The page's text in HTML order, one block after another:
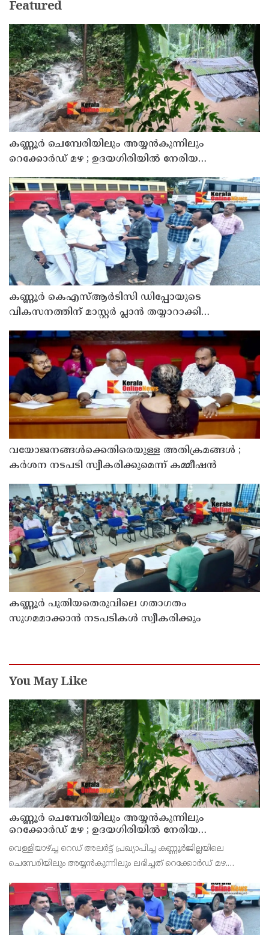
Featured
കണ്ണൂർ ചെമ്പേരിയിലും അയ്യൻകുന്നിലും
റെക്കോർഡ് മഴ ; ഉദയഗിരിയിൽ നേരിയ
കണ്ണൂർ കെഎസ്ആർടിസി ഡിപ്പോയുടെ
വികസനത്തിന് മാസ്റ്റർ പ്ലാൻ തയ്യാറാക്കി
വയോജനങ്ങൾക്കെതിരെയുള്ള അതിക്രമങ്ങൾ ;
കർശന നടപടി സ്വീകരിക്കുമെന്ന് കമ്മീഷൻ
കണ്ണൂർ പുതിയതെരുവിലെ ഗതാഗതം
സുഗമമാക്കാന്‍ നടപടികള്‍ സ്വീകരിക്കും
You May Like
കണ്ണൂർ ചെമ്പേരിയിലും അയ്യൻകുന്നിലും
റെക്കോർഡ് മഴ ; ഉദയഗിരിയിൽ നേരിയ
ഉരുൾപൊട്ടൽ; 13 പേരെ ക്യാമ്പിലേക്ക് മാറ്റി
വെള്ളിയാഴ്ച്ച റെഡ് അലർട്ട് പ്രഖ്യാപിച്ച കണ്ണൂർജില്ലയിലെ
ചെമ്പേരിയിലും അയ്യൻകുന്നിലും ലഭിച്ചത് റെക്കോർഡ് മഴ.
മില്ലിമീറ്റർ മഴ ആ സമയം സംസ്ഥാനത്ത